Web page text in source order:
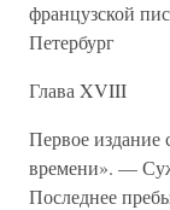
французской
Петербург
Глава XVIII
Первое издание
времени». —
Последнее